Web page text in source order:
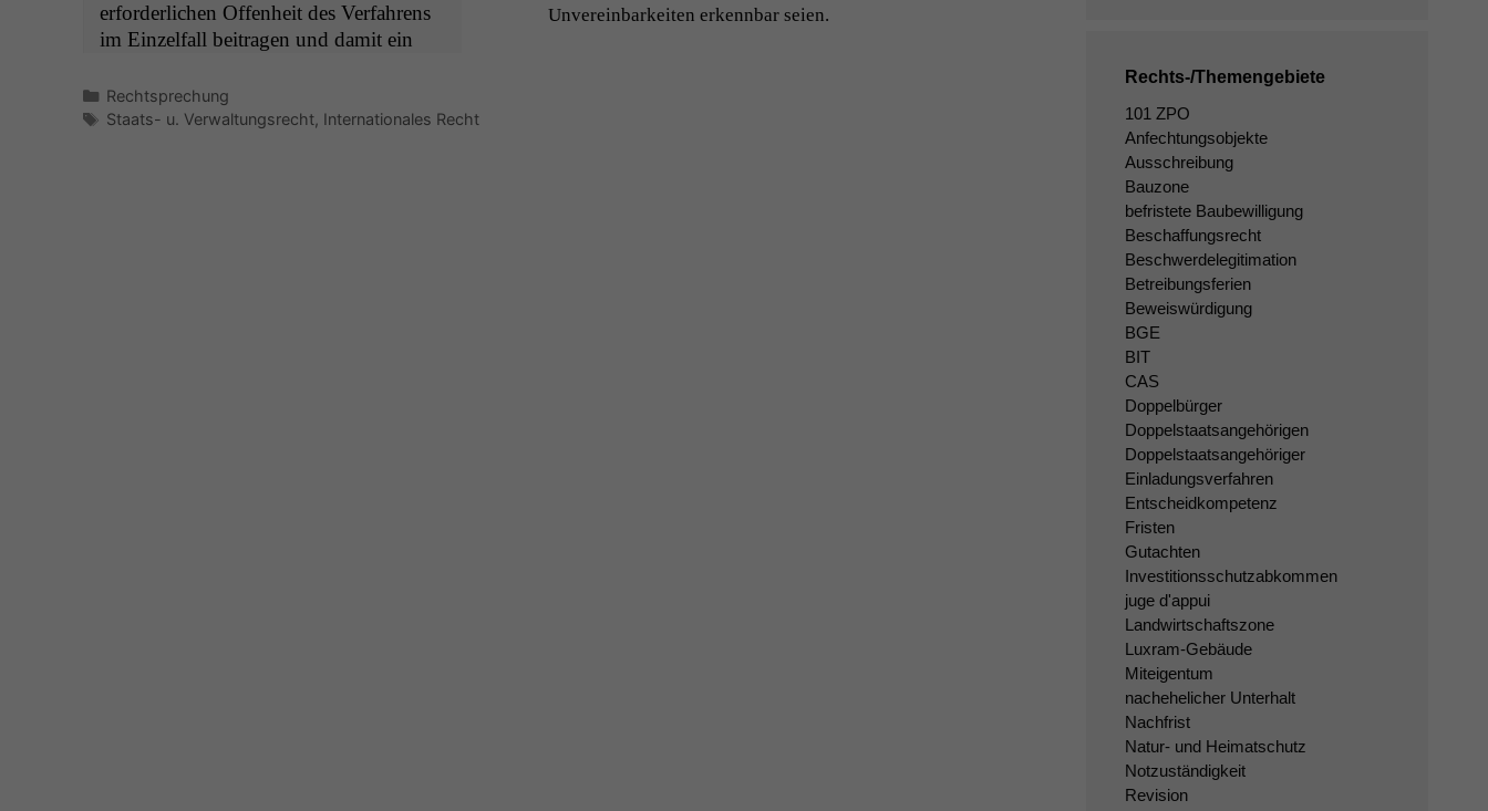
erforder­lichen Offen­heit des Ver­fahrens
im Einzelfall beitra­gen und damit ein
Unvere­in­barkeit­en erkennbar seien.
Kategorien
Rechtsprechung
Schlagwörter
Staats- u. Verwaltungsrecht, Internationales Recht
Rechts-/Themengebiete
101 ZPO
Anfechtungsobjekte
Ausschreibung
Bauzone
befristete Baubewilligung
Beschaffungsrecht
Beschwerdelegitimation
Betreibungsferien
Beweiswürdigung
BGE
BIT
CAS
Doppelbürger
Doppelstaatsangehörigen
Doppelstaatsangehöriger
Einladungsverfahren
Entscheidkompetenz
Fristen
Gutachten
Investitionsschutzabkommen
juge d'appui
Landwirtschaftszone
Luxram-Gebäude
Miteigentum
nachehelicher Unterhalt
Nachfrist
Natur- und Heimatschutz
Notzuständigkeit
Revision